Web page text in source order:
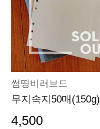
썸띵비러브드
무지속지50매(150g)
4,500